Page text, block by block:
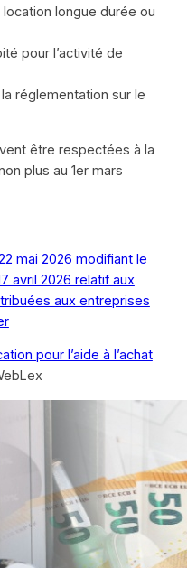
longue durée ou
pour l’activité de
réglementation sur le
être respectées à la
plus au 1er mars
mai 2026 modifiant le
avril 2026 relatif aux
aux entreprises
pour l’aide à l’achat